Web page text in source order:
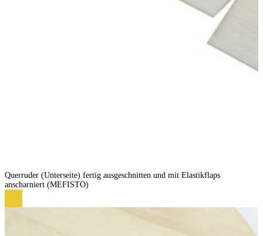
Querruder (Unterseite) fertig ausgeschnitten und mit Elastikflaps
anscharniert (MEFISTO)